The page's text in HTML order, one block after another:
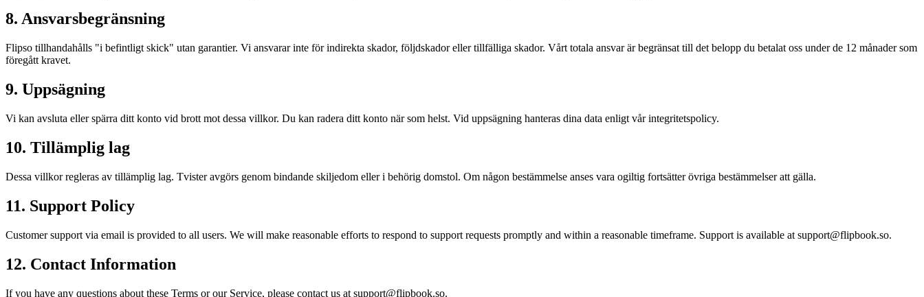
8. Ansvarsbegränsning
Flipso tillhandahålls "i befintligt skick" utan garantier. Vi ansvarar inte för indirekta skador, följdskador eller tillfälliga skador. Vårt totala ansvar är begränsat till det belopp du betalat oss under de 12 månader som
föregått kravet.
9. Uppsägning
Vi kan avsluta eller spärra ditt konto vid brott mot dessa villkor. Du kan radera ditt konto när som helst. Vid uppsägning hanteras dina data enligt vår integritetspolicy.
10. Tillämplig lag
Dessa villkor regleras av tillämplig lag. Tvister avgörs genom bindande skiljedom eller i behörig domstol. Om någon bestämmelse anses vara ogiltig fortsätter övriga bestämmelser att gälla.
11. Support Policy
Customer support via email is provided to all users. We will make reasonable efforts to respond to support requests promptly and within a reasonable timeframe. Support is available at support@flipbook.so.
12. Contact Information
If you have any questions about these Terms or our Service, please contact us at support@flipbook.so.